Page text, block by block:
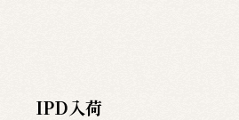
IPD入荷